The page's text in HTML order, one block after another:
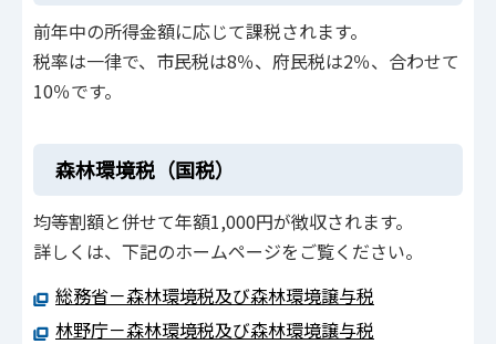
前年中の所得金額に応じて課税されます。
税率は一律で、市民税は8％、府民税は2％、合わせて
10％です。
森林環境税（国税）
均等割額と併せて年額1,000円が徴収されます。
詳しくは、下記のホームページをご覧ください。
総務省－森林環境税及び森林環境譲与税
林野庁－森林環境税及び森林環境譲与税